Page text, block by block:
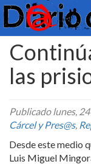
las
Publicadolunes,
Cárcel y Pres@s,
Desde este medio
Luis Miguel